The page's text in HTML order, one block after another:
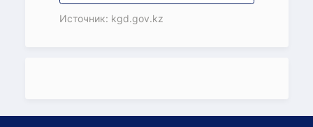
Источник: kgd.gov.kz